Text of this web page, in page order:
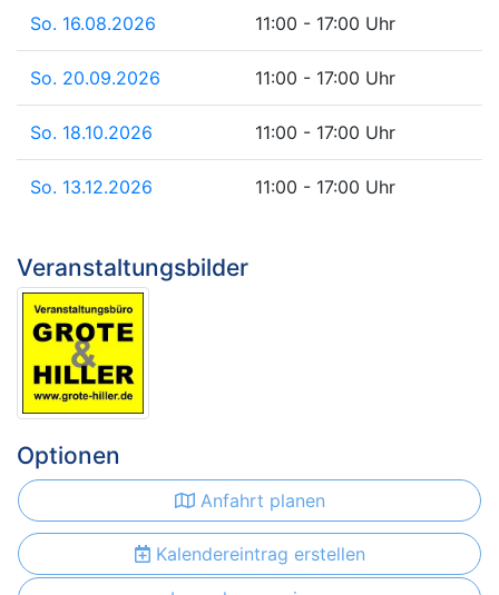
So. 16.08.2026 11:00 - 17:00 Uhr
So. 20.09.2026 11:00 - 17:00 Uhr
So. 18.10.2026 11:00 - 17:00 Uhr
So. 13.12.2026 11:00 - 17:00 Uhr
Veranstaltungsbilder
Optionen
Anfahrt planen
Kalendereintrag erstellen